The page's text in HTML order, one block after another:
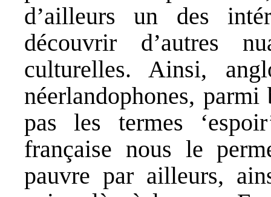
d’ailleurs un des
découvrir d’autres
culturelles. Ainsi,
néerlandophones,
pas les termes
française nous le
pauvre par ailleurs,